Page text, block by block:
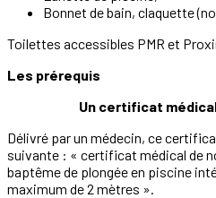
Bonnet de bain, claquette
Toilettes accessibles PMR et
Les prérequis
Un certificat
Délivré par un médecin, ce
suivante : « certificat médical de
baptême de plongée en piscine
maximum de 2 mètres ».